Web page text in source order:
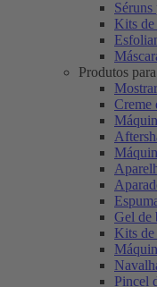
Séruns
Kits de
Produtos
Creme
Gel de
Kits de
Pincel